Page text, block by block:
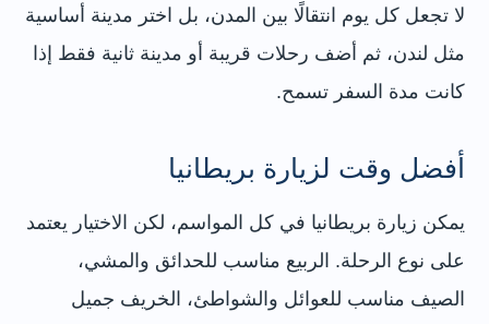
لا تجعل كل يوم انتقالًا بين المدن، بل اختر مدينة أساسية
مثل لندن، ثم أضف رحلات قريبة أو مدينة ثانية فقط إذا
كانت مدة السفر تسمح.
أفضل وقت لزيارة بريطانيا
يمكن زيارة بريطانيا في كل المواسم، لكن الاختيار يعتمد
على نوع الرحلة. الربيع مناسب للحدائق والمشي،
الصيف مناسب للعوائل والشواطئ، الخريف جميل